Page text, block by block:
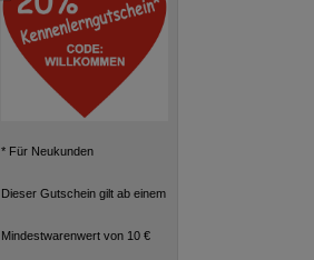
* Für Neukunden
Dieser Gutschein gilt ab einem
Mindestwarenwert von 10 €